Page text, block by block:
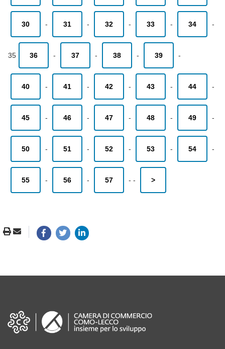
30 - 31 - 32 - 33 - 34 -
35 36 - 37 - 38 - 39 -
40 - 41 - 42 - 43 - 44 -
45 - 46 - 47 - 48 - 49 -
50 - 51 - 52 - 53 - 54 -
55 - 56 - 57 - - >